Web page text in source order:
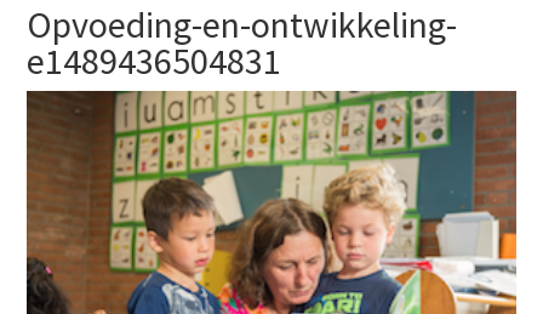
Opvoeding-en-ontwikkeling-
e1489436504831